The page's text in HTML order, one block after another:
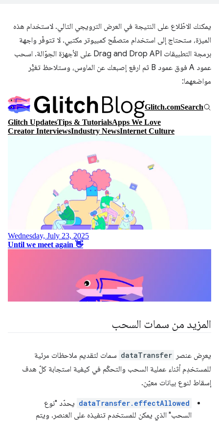
يمكنك الاطّلاع على النتيجة في العرض الترويجي التالي. لاستخدام هذه
الميزة، ستحتاج إلى استخدام متصفّح كمبيوتر مكتبي. لا تتوفّر واجهة
برمجة التطبيقات Drag and Drop API على الأجهزة الجوّالة. اسحب
عمود A فوق عمود B ثم ارفع إصبعك عن الماوس، وستلاحظ تغيُّر
مواضعهما:
المزيد من سمات السحب
يعرِض عنصر dataTransfer سمات لتقديم ملاحظات مرئية
للمستخدِم أثناء عملية السحب والتحكّم في كيفية استجابة كلّ هدف
إسقاط لنوع بيانات معيّن.
dataTransfer.effectAllowed يحدّد "نوع
السحب" الذي يمكن للمستخدم تنفيذه على العنصر. ويتم